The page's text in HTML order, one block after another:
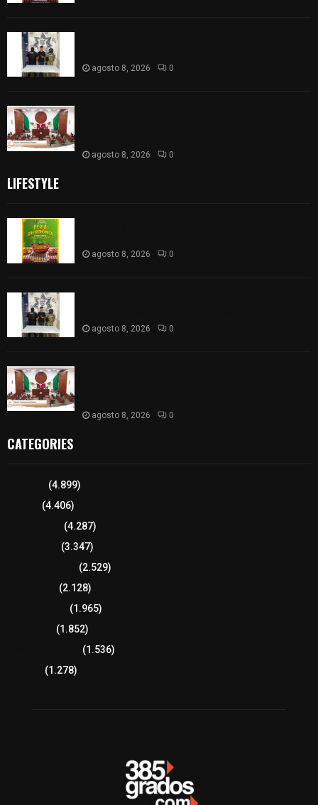
agosto 8, 2026 0
agosto 8, 2026 0
LIFESTYLE
agosto 8, 2026 0
agosto 8, 2026 0
agosto 8, 2026 0
CATEGORIES
(4.899)
(4.406)
(4.287)
(3.347)
(2.529)
(2.128)
(1.965)
(1.852)
(1.536)
(1.278)